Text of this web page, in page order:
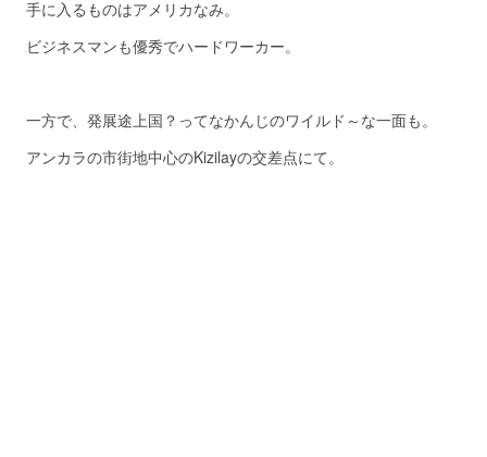
手に入るものはアメリカなみ。
ビジネスマンも優秀でハードワーカー。
一方で、発展途上国？ってなかんじのワイルド～な一面も。
アンカラの市街地中心のKizilayの交差点にて。